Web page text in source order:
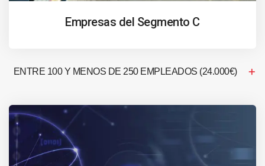
Empresas del Segmento C
ENTRE 100 Y MENOS DE 250 EMPLEADOS (24.000€)